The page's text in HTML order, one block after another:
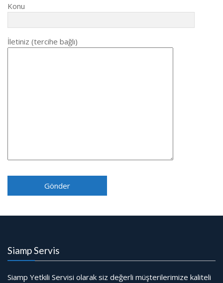
Konu
İletiniz (tercihe bağlı)
Siamp Servis
Siamp Yetkili Servisi olarak siz değerli müşterilerimize kaliteli